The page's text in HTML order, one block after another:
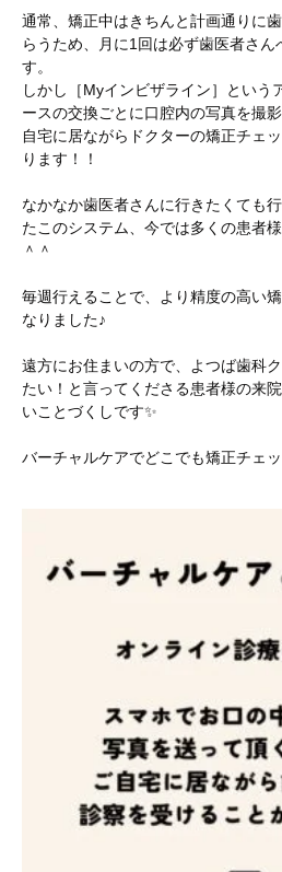
通常、矯正中はきちんと計画通りに
らうため、月に1回は必ず歯医者さん
す。
しかし［Myインビザライン］という
ースの交換ごとに口腔内の写真を撮
自宅に居ながらドクターの矯正チェ
ります！！
なかなか歯医者さんに行きたくても
たこのシステム、今では多くの患者
＾＾
毎週行えることで、より精度の高い
なりました♪
遠方にお住まいの方で、よつば歯科
たい！と言ってくださる患者様の来
いことづくしです✨
バーチャルケアでどこでも矯正チェ